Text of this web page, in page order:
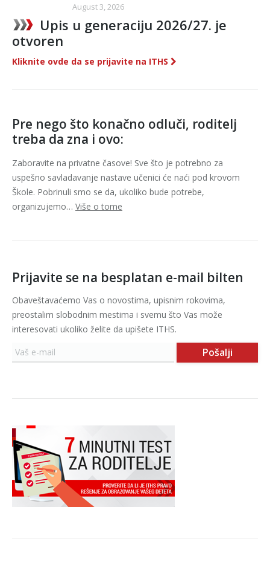
August 3, 2026
Upis u generaciju 2026/27. je
otvoren
Kliknite ovde da se prijavite na ITHS
Pre nego što konačno odluči, roditelj
treba da zna i ovo:
Zaboravite na privatne časove! Sve što je potrebno za
uspešno savladavanje nastave učenici će naći pod krovom
Škole. Pobrinuli smo se da, ukoliko bude potrebe,
organizujemo… Više o tome
Prijavite se na besplatan e-mail bilten
Obaveštavaćemo Vas o novostima, upisnim rokovima,
preostalim slobodnim mestima i svemu što Vas može
interesovati ukoliko želite da upišete ITHS.